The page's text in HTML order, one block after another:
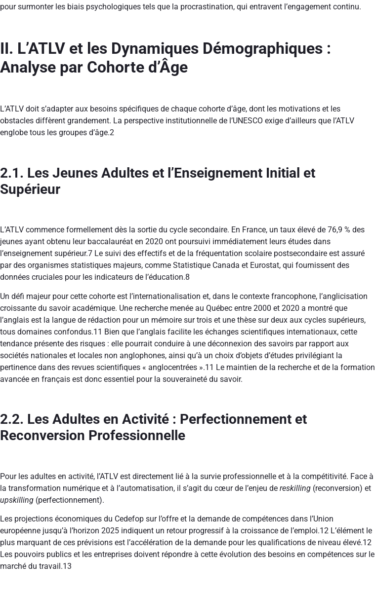
pour surmonter les biais psychologiques tels que la procrastination, qui entravent l’engagement continu.
II. L’ATLV et les Dynamiques Démographiques :
Analyse par Cohorte d’Âge
L’ATLV doit s’adapter aux besoins spécifiques de chaque cohorte d’âge, dont les motivations et les
obstacles diffèrent grandement. La perspective institutionnelle de l’UNESCO exige d’ailleurs que l’ATLV
englobe tous les groupes d’âge.2
2.1. Les Jeunes Adultes et l’Enseignement Initial et
Supérieur
L’ATLV commence formellement dès la sortie du cycle secondaire. En France, un taux élevé de 76,9 % des
jeunes ayant obtenu leur baccalauréat en 2020 ont poursuivi immédiatement leurs études dans
l’enseignement supérieur.7 Le suivi des effectifs et de la fréquentation scolaire postsecondaire est assuré
par des organismes statistiques majeurs, comme Statistique Canada et Eurostat, qui fournissent des
données cruciales pour les indicateurs de l’éducation.8
Un défi majeur pour cette cohorte est l’internationalisation et, dans le contexte francophone, l’anglicisation
croissante du savoir académique. Une recherche menée au Québec entre 2000 et 2020 a montré que
l’anglais est la langue de rédaction pour un mémoire sur trois et une thèse sur deux aux cycles supérieurs,
tous domaines confondus.11 Bien que l’anglais facilite les échanges scientifiques internationaux, cette
tendance présente des risques : elle pourrait conduire à une déconnexion des savoirs par rapport aux
sociétés nationales et locales non anglophones, ainsi qu’à un choix d’objets d’études privilégiant la
pertinence dans des revues scientifiques « anglocentrées ».11 Le maintien de la recherche et de la formation
avancée en français est donc essentiel pour la souveraineté du savoir.
2.2. Les Adultes en Activité : Perfectionnement et
Reconversion Professionnelle
Pour les adultes en activité, l’ATLV est directement lié à la survie professionnelle et à la compétitivité. Face à
la transformation numérique et à l’automatisation, il s’agit du cœur de l’enjeu de reskilling (reconversion) et
upskilling (perfectionnement).
Les projections économiques du Cedefop sur l’offre et la demande de compétences dans l’Union
européenne jusqu’à l’horizon 2025 indiquent un retour progressif à la croissance de l’emploi.12 L’élément le
plus marquant de ces prévisions est l’accélération de la demande pour les qualifications de niveau élevé.12
Les pouvoirs publics et les entreprises doivent répondre à cette évolution des besoins en compétences sur le
marché du travail.13